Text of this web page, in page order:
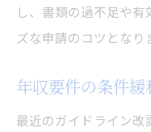
し、書類の過不足や
ズな申請のコツとなり
年収要件の条件
最近のガイドライン